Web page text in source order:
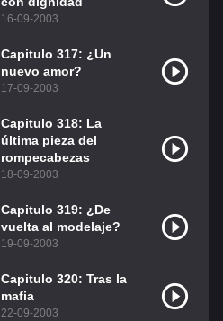
16-09-2003
Capitulo 317: ¿Un
nuevo amor?
17-09-2003
Capitulo 318: La
última pieza del
rompecabezas
18-09-2003
Capitulo 319: ¿De
vuelta al modelaje?
19-09-2003
Capitulo 320: Tras la
mafia
22-09-2003